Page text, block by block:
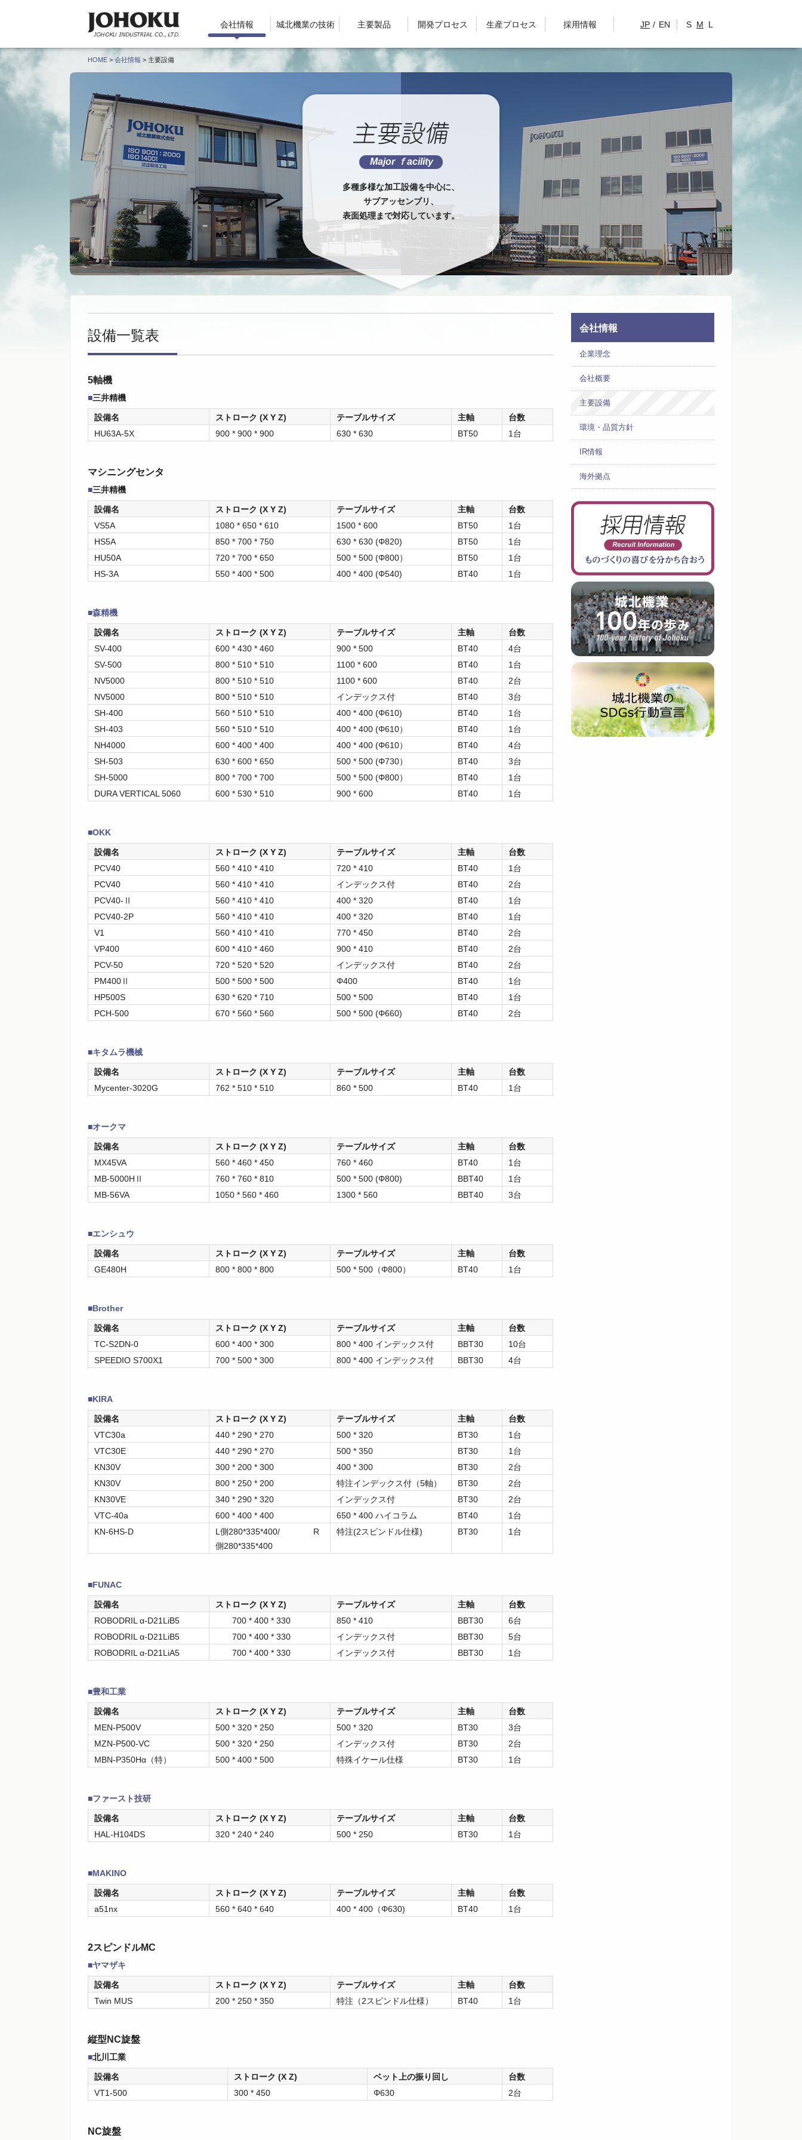
会社情報 城北機業の技術 主要製品 開発プロセス 生産プロセス 採用情報 JP EN S M L
HOME > 会社情報 > 主要設備
Major ｆacility
多種多様な加工設備を中心に、
サブアッセンブリ、
表面処理まで対応しています。
設備一覧表
5軸機
■三井精機
設備名 ストローク (X Y Z) テーブルサイズ 主軸
台数
HU63A-5X
900 * 900 * 900 630 * 630 BT50 1台
マシニングセンタ
■三井精機
設備名 ストローク (X Y Z) テーブルサイズ 主軸
台数
VS5A
1080 * 650 * 610 1500 * 600 BT50
1台
HS5A
850 * 700 * 750 630 * 630 (Φ820) BT50
1台
HU50A
720 * 700 * 650 500 * 500 (Φ800） BT50
1台
HS-3A
550 * 400 * 500 400 * 400 (Φ540) BT40 1台
■森精機
設備名 ストローク (X Y Z) テーブルサイズ 主軸
台数
SV-400
600 * 430 * 460 900 * 500 BT40
4台
SV-500
800 * 510 * 510 1100 * 600 BT40
1台
NV5000
800 * 510 * 510 1100 * 600 BT40
2台
NV5000
800 * 510 * 510 インデックス付 BT40
3台
SH-400
560 * 510 * 510 400 * 400 (Φ610) BT40
1台
SH-403
560 * 510 * 510 400 * 400 (Φ610） BT40
1台
NH4000
600 * 400 * 400 400 * 400 (Φ610） BT40
4台
SH-503
630 * 600 * 650 500 * 500 (Φ730） BT40
3台
SH-5000
800 * 700 * 700 500 * 500 (Φ800） BT40
1台
DURA VERTICAL 5060
600 * 530 * 510 900 * 600 BT40 1台
■OKK
設備名 ストローク (X Y Z) テーブルサイズ 主軸
台数
PCV40
560 * 410 * 410 720 * 410 BT40
1台
PCV40
560 * 410 * 410 インデックス付 BT40
2台
PCV40-Ⅱ
560 * 410 * 410 400 * 320 BT40
1台
PCV40-2P
560 * 410 * 410 400 * 320 BT40
1台
V1
560 * 410 * 410 770 * 450 BT40
2台
VP400
600 * 410 * 460 900 * 410 BT40
2台
PCV-50
720 * 520 * 520 インデックス付 BT40
2台
PM400Ⅱ
500 * 500 * 500 Φ400 BT40
1台
HP500S
630 * 620 * 710 500 * 500 BT40
1台
PCH-500
670 * 560 * 560 500 * 500 (Φ660) BT40 2台
■キタムラ機械
設備名 ストローク (X Y Z) テーブルサイズ 主軸
台数
Mycenter-3020G
762 * 510 * 510 860 * 500 BT40 1台
■オークマ
設備名 ストローク (X Y Z) テーブルサイズ 主軸
台数
MX45VA
560 * 460 * 450 760 * 460 BT40
1台
MB-5000HⅡ
760 * 760 * 810 500 * 500 (Φ800) BBT40
1台
MB-56VA
1050 * 560 * 460 1300 * 560 BBT40 3台
■エンシュウ
設備名 ストローク (X Y Z) テーブルサイズ 主軸
台数
GE480H
800 * 800 * 800 500 * 500（Φ800） BT40 1台
■Brother
設備名 ストローク (X Y Z) テーブルサイズ 主軸
台数
TC-S2DN-0
600 * 400 * 300 800 * 400 インデックス付 BBT30
10台
SPEEDIO S700X1
700 * 500 * 300 800 * 400 インデックス付 BBT30 4台
■KIRA
設備名 ストローク (X Y Z) テーブルサイズ 主軸
台数
VTC30a
440 * 290 * 270 500 * 320 BT30
1台
VTC30E
440 * 290 * 270 500 * 350 BT30
1台
KN30V
300 * 200 * 300 400 * 300 BT30
2台
KN30V
800 * 250 * 200 特注インデックス付（5軸） BT30
2台
KN30VE
340 * 290 * 320 インデックス付 BT30
2台
VTC-40a
600 * 400 * 400 650 * 400 ハイコラム BT40
1台
KN-6HS-D
L側280*335*400/ R
側280*335*400
特注(2スピンドル仕様) BT30 1台
■FUNAC
設備名 ストローク (X Y Z) テーブルサイズ 主軸
台数
ROBODRIL α-D21LiB5
700 * 400 * 330 850 * 410 BBT30
6台
ROBODRIL α-D21LiB5
700 * 400 * 330 インデックス付 BBT30
5台
ROBODRIL α-D21LiA5
700 * 400 * 330 インデックス付 BBT30 1台
■豊和工業
設備名 ストローク (X Y Z) テーブルサイズ 主軸
台数
MEN-P500V
500 * 320 * 250 500 * 320 BT30
3台
MZN-P500-VC
500 * 320 * 250 インデックス付 BT30
2台
MBN-P350Hα（特）
500 * 400 * 500 特殊イケール仕様 BT30 1台
■ファースト技研
設備名 ストローク (X Y Z) テーブルサイズ 主軸
台数
HAL-H104DS
320 * 240 * 240 500 * 250 BT30 1台
■MAKINO
設備名 ストローク (X Y Z) テーブルサイズ 主軸
台数
a51nx
560 * 640 * 640 400 * 400（Φ630) BT40 1台
2スピンドルMC
■ヤマザキ
設備名 ストローク (X Y Z) テーブルサイズ 主軸
台数
Twin MUS
200 * 250 * 350 特注（2スピンドル仕様） BT40 1台
縦型NC旋盤
■北川工業
設備名 ストローク (X Z) ベット上の振り回し
台数
VT1-500
300 * 450 Φ630 2台
NC旋盤
会社情報
企業理念
会社概要
主要設備
環境・品質方針
IR情報
海外拠点